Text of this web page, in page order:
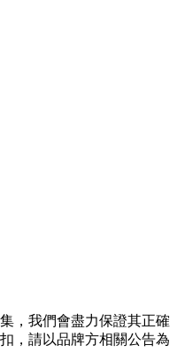
，我們會盡力保證其正確
，請以品牌方相關公告為